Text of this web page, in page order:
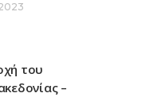
του
–